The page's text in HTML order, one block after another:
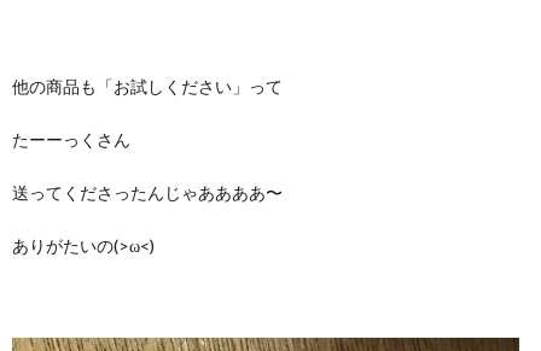
他の商品も「お試しください」って
たーーっくさん
送ってくださったんじゃああああ〜
ありがたいの(>ω<)